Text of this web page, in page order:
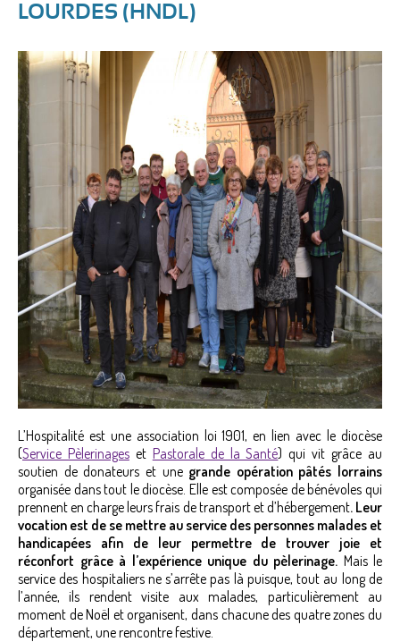
LOURDES (HNDL)
L’Hospitalité est une association loi 1901, en lien avec le diocèse
(Service Pèlerinageset Pastorale de la Santé) qui vit grâce au
soutien de donateurs et une grande opération pâtés lorrains
organisée dans tout le diocèse. Elle est composée de bénévoles qui
prennent en charge leurs frais de transport et d’hébergement. Leur
vocation est de se mettre au service des personnes malades et
handicapées afin de leur permettre de trouver joie et
réconfort grâce à l’expérience unique du pèlerinage. Mais le
service des hospitaliers ne s’arrête pas là puisque, tout au long de
l’année, ils rendent visite aux malades, particulièrement au
moment de Noël et organisent, dans chacune des quatre zones du
département, une rencontre festive.